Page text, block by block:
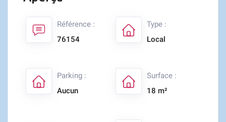
Référence :
76154
Type :
Local
Parking :
Aucun
Surface :
18 m²